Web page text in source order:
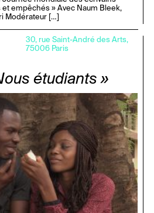
empêchés » Avec Naum Bleek,
Modérateur […]
30, rue Saint-André des Arts,
75006 Paris
étudiants »